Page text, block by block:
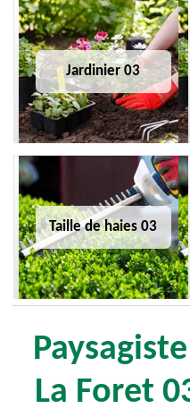
Jardinier 03
Taille de haies 03
La Foret